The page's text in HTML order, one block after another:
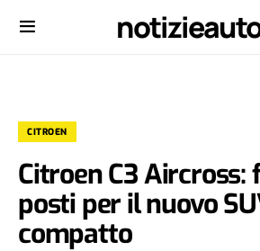
CITROEN
Citroen C3 Aircross:
posti per il nuovo
compatto